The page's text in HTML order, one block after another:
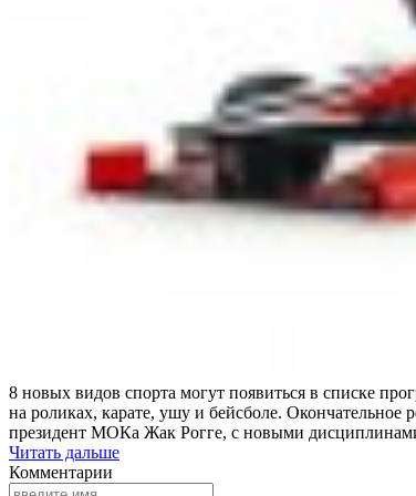
8 новых видов спорта могут появиться в списке
на роликах, карате, ушу и бейсболе.
президент МОКа Жак Рогге, с новыми
Читать дальше
Комментарии